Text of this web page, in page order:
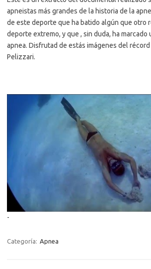
apneistas más grandes de la historia de la
de este deporte que ha batido algún que otro
deporte extremo, y que , sin duda, ha marcado
apnea. Disfrutad de estás imágenes del
Pelizzari.
-
Categoría: Apnea